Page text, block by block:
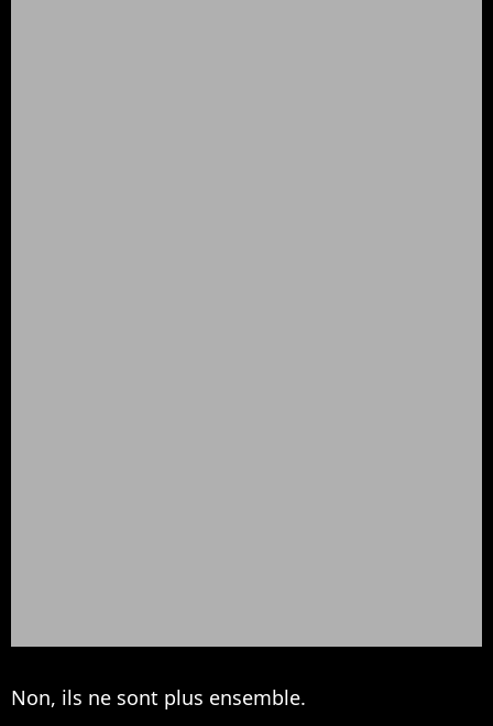
Non, ils ne sont plus ensemble.